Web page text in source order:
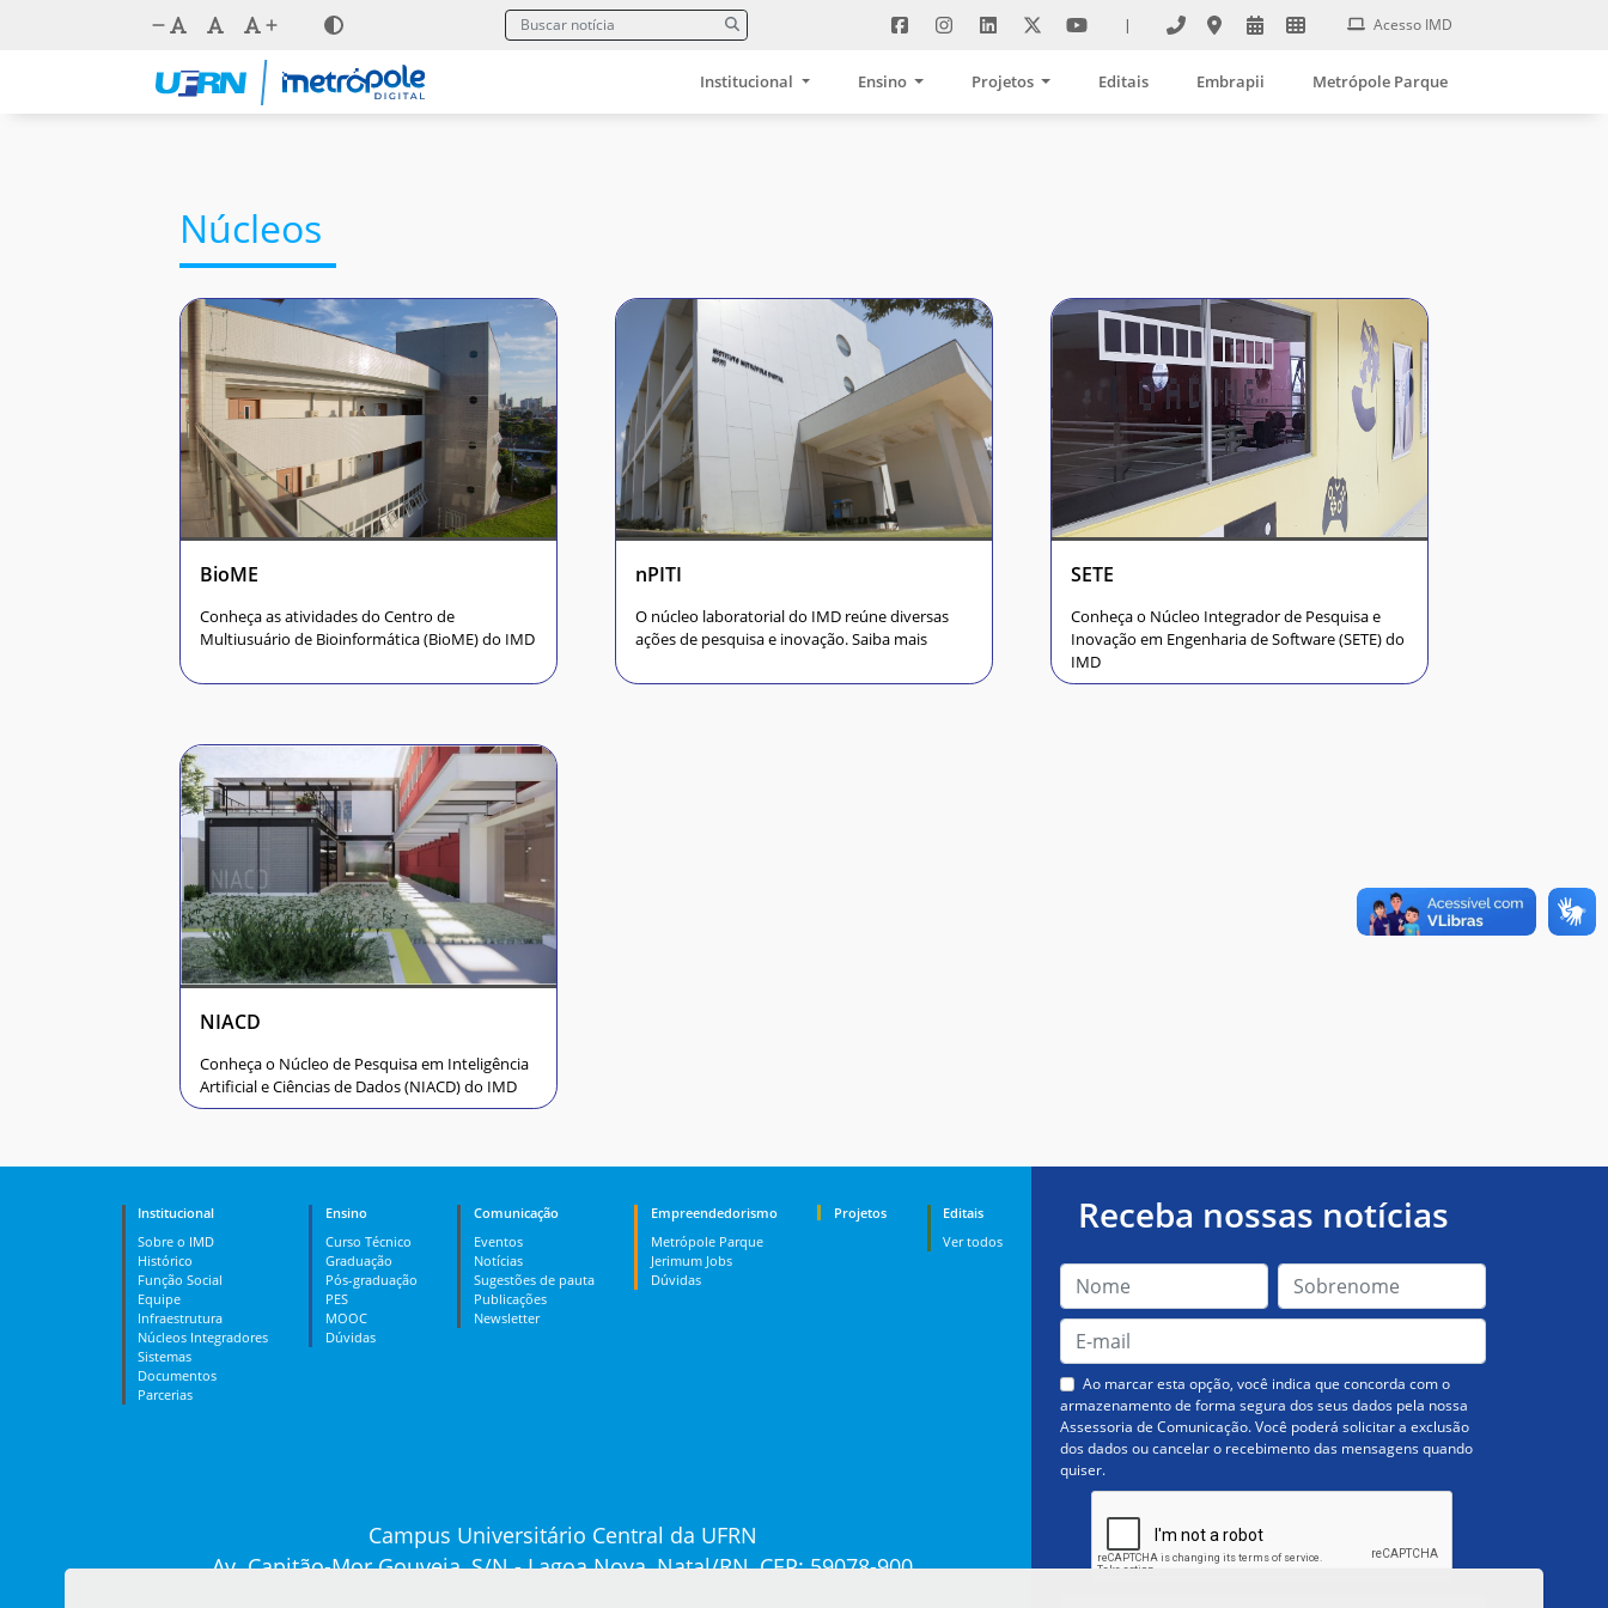
| Acesso IMD
Institucional Ensino Projetos Editais Embrapii Metrópole Parque
Núcleos
BioME
Conheça as atividades do Centro de
Multiusuário de Bioinformática (BioME) do IMD
nPITI
O núcleo laboratorial do IMD reúne diversas
ações de pesquisa e inovação. Saiba mais
SETE
Conheça o Núcleo Integrador de Pesquisa e
Inovação em Engenharia de Software (SETE) do
IMD
NIACD
Conheça o Núcleo de Pesquisa em Inteligência
Artificial e Ciências de Dados (NIACD) do IMD
Institucional
Sobre o IMD
Histórico
Função Social
Equipe
Infraestrutura
Núcleos Integradores
Sistemas
Documentos
Parcerias
Ensino
Curso Técnico
Graduação
Pós-graduação
PES
MOOC
Dúvidas
Comunicação
Eventos
Notícias
Sugestões de pauta
Publicações
Newsletter
Empreendedorismo
Metrópole Parque
Jerimum Jobs
Dúvidas
Projetos
Editais
Ver todos
Campus Universitário Central da UFRN
Av. Capitão-Mor Gouveia, S/N - Lagoa Nova, Natal/RN, CEP: 59078-900
Receba nossas notícias
Ao marcar esta opção, você indica que concorda com o
armazenamento de forma segura dos seus dados pela nossa
Assessoria de Comunicação. Você poderá solicitar a exclusão
dos dados ou cancelar o recebimento das mensagens quando
quiser.